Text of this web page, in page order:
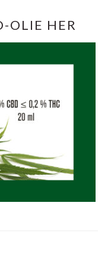
OLIE HER